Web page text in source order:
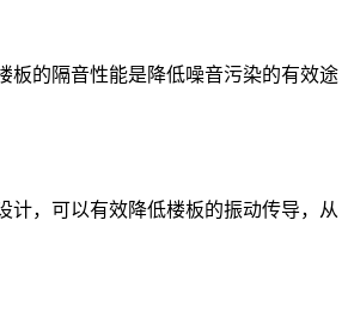
板的隔音性能是降低噪音污染的有效途
计，可以有效降低楼板的振动传导，从